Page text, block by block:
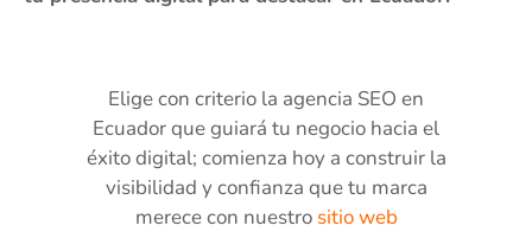
Elige con criterio la agencia SEO en
Ecuador que guiará tu negocio hacia el
éxito digital; comienza hoy a construir la
visibilidad y confianza que tu marca
merece con nuestro sitio web